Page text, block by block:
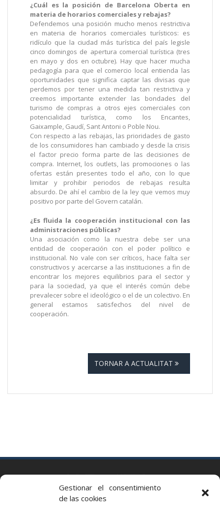
Gestionar el consentimiento
de las cookies
¿Cuál es la posición de Barcelona Oberta en
materia de horarios comerciales y rebajas?
Defendemos una posición mucho menos restrictiva
en materia de horarios comerciales turísticos: es
ridículo que la ciudad más turística del país legisle
cinco domingos de apertura comercial turística (tres
en mayo y dos en octubre). Hay que hacer mucha
pedagogía para que el comercio local entienda las
oportunidades que significa captar las divisas que
perdemos por tener una medida tan restrictiva y
creemos importante extender las bondades del
turismo de compras a otros ejes comerciales con
potencialidad turística, como los Encantes,
Gaixample, Gaudí, Sant Antoni o Poble Nou.
Con respecto a las rebajas, las prioridades de gasto
de los consumidores han cambiado y desde la crisis
el factor precio forma parte de las decisiones de
compra. Internet, los outlets, las promociones o las
ofertas están presentes todo el año, con lo que
limitar y prohibir periodos de rebajas resulta
absurdo. De ahí el cambio de la ley que vemos muy
positivo por parte del Govern catalán.
¿Es fluida la cooperación institucional con las
administraciones públicas?
Una asociación como la nuestra debe ser una
entidad de cooperación con el poder político e
institucional. No vale con ser críticos, hace falta ser
constructivos y acercarse a las instituciones a fin de
encontrar los mejores equilibrios para el sector y
para la sociedad, ya que el interés común debe
prevalecer sobre el ideológico o el de un colectivo. En
general estamos satisfechos del nivel de
cooperación.
TORNAR A ACTUALITAT
Via Augusta 2 bis, 3º, 08006 Barcelona